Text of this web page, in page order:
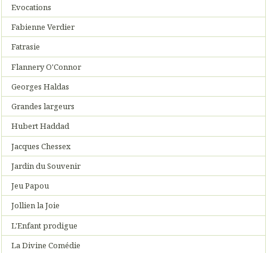
Evocations
Fabienne Verdier
Fatrasie
Flannery O'Connor
Georges Haldas
Grandes largeurs
Hubert Haddad
Jacques Chessex
Jardin du Souvenir
Jeu Papou
Jollien la Joie
L'Enfant prodigue
La Divine Comédie